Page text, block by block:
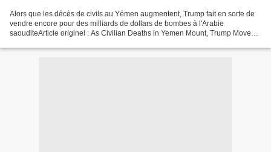
Alors que les décès de civils au Yémen augmentent, Trump fait en sorte de
vendre encore pour des milliards de dollars de bombes à l'Arabie
saouditeArticle originel : As Civilian Deaths in Yemen Mount, Trump Moves